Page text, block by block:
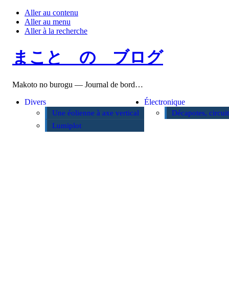
Aller au contenu
Aller au menu
Aller à la recherche
まこと の ブログ
Makoto no burogu — Journal de bord…
Divers
Une éolienne à axe vertical
Lumiplot
Électronique
Décapotes,